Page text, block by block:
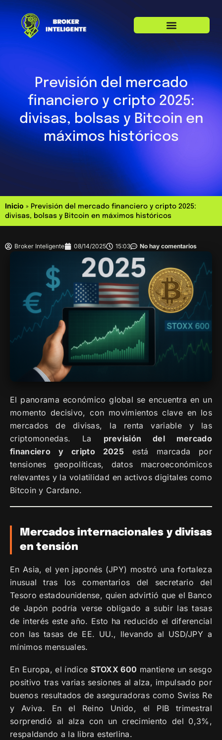
Previsión del mercado
financiero y cripto 2025:
divisas, bolsas y Bitcoin en
máximos históricos
Inicio » Previsión del mercado financiero y cripto 2025:
divisas, bolsas y Bitcoin en máximos históricos
Broker Inteligente 08/14/2025 15:03 No hay comentarios
El panorama económico global se encuentra en un
momento decisivo, con movimientos clave en los
mercados de divisas, la renta variable y las
criptomonedas. La previsión del mercado
financiero y cripto 2025 está marcada por
tensiones geopolíticas, datos macroeconómicos
relevantes y la volatilidad en activos digitales como
Bitcoin y Cardano.
Mercados internacionales y divisas
en tensión
En Asia, el yen japonés (JPY) mostró una fortaleza
inusual tras los comentarios del secretario del
Tesoro estadounidense, quien advirtió que el Banco
de Japón podría verse obligado a subir las tasas
de interés este año. Esto ha reducido el diferencial
con las tasas de EE. UU., llevando al USD/JPY a
mínimos mensuales.
En Europa, el índice STOXX 600 mantiene un sesgo
positivo tras varias sesiones al alza, impulsado por
buenos resultados de aseguradoras como Swiss Re
y Aviva. En el Reino Unido, el PIB trimestral
sorprendió al alza con un crecimiento del 0,3%,
respaldando a la libra esterlina.